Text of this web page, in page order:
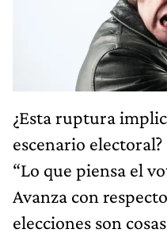
¿Esta ruptura
escenario
“Lo que piensa el
Avanza con
elecciones son